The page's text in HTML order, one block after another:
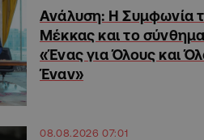
Ανάλυση: Η Συμφωνία
Μέκκας και το σύνθημα
«Ένας για Όλους και
Έναν»
08.08.2026 07:01